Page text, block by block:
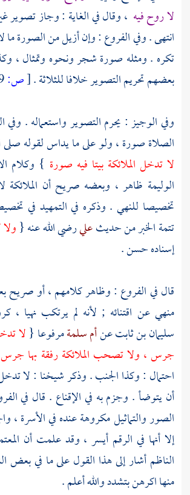
لا روح فيه ، وقال في الغاية : وجاز
انتهى . وفي الفروع : وإن أزيل من الصورة ما
تكره . ومثله صورة شجر ونحوه وتمثال ،
بعضهم تحريم التصوير خلافا للثلاثة .[ص:
وفي الوجيز : يحرم التصوير واستعماله .
الصلاة صورة ، ولو على ما يداس لقوله
لا تدخل الملائكة بيتا فيه صورة } وكلام
الوليمة ظاهر ، وبعضه صريح أن الملائكة
تخصيصا للنهي . وذكره في التمهيد في
تتمة الخبر من حديثعليرضي الله عنه {
إسناده حسن .
قال في الفروع : وظاهر كلامهم ، أو صريح
منهي عن اقتنائه ; لأنه لم يرتكب نهيا ،
سليمان بن ثابتعنأم سلمةمرفوعا {لا
جرس ، ولا تصحب الملائكة رفقة بها جرس
احتمال : وكذا الجنب . وذكرشيخنا : لا
أن يتوضأ . وجزم به في الإقناع . قال في
الصور والتماثيل مكروهة عنده في الأسرة ،
إلا أنها في الرقم أيسر ، وقد علمت أن
الناظمأشار إلى هذا القول على ما في بعض
منها اكرهن بتشدد والله أعلم .